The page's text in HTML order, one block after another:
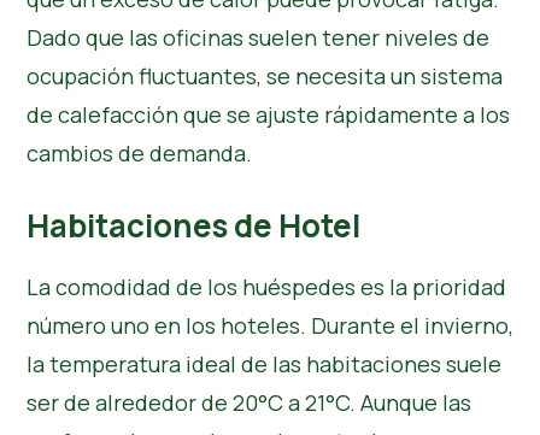
Dado que las oficinas suelen tener niveles de
ocupación fluctuantes, se necesita un sistema
de calefacción que se ajuste rápidamente a los
cambios de demanda.
Habitaciones de Hotel
La comodidad de los huéspedes es la prioridad
número uno en los hoteles. Durante el invierno,
la temperatura ideal de las habitaciones suele
ser de alrededor de 20°C a 21°C. Aunque las